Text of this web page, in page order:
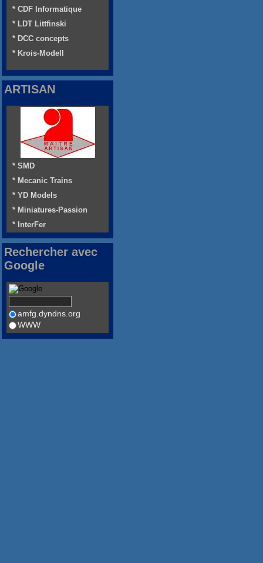
* CDF Informatique
* LDT Littfinski
* DCC concepts
* Krois-Modell
ARTISAN
* SMD
* Mecanic Trains
* YD Models
* Miniatures-Passion
* InterFer
Rechercher avec
Google
amfg.dyndns.org
WWW